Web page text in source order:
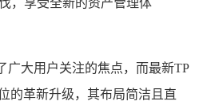
广大用户关注的焦点，而最新TP
的革新升级，其布局简洁且直